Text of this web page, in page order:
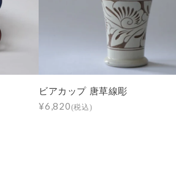
ビアカップ 唐草線彫
¥6,820(税込)